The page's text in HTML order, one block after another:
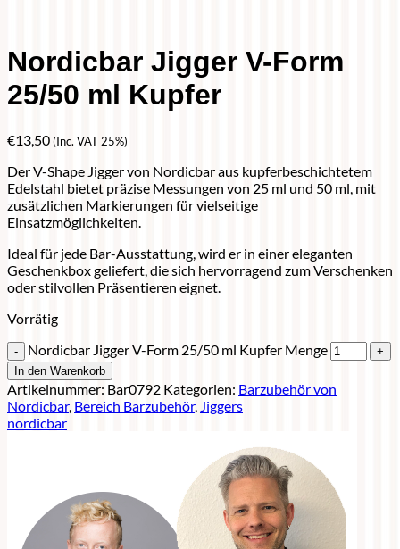
Nordicbar Jigger V-Form
25/50 ml Kupfer
€13,50(Inc. VAT 25%)
Der V-Shape Jigger von Nordicbar aus kupferbeschichtetem
Edelstahl bietet präzise Messungen von 25 ml und 50 ml, mit
zusätzlichen Markierungen für vielseitige
Einsatzmöglichkeiten.
Ideal für jede Bar-Ausstattung, wird er in einer eleganten
Geschenkbox geliefert, die sich hervorragend zum Verschenken
oder stilvollen Präsentieren eignet.
Vorrätig
Nordicbar Jigger V-Form 25/50 ml Kupfer Menge
In den Warenkorb
Artikelnummer: Bar0792 Kategorien: Barzubehör von
Nordicbar, Bereich Barzubehör, Jiggers
nordicbar